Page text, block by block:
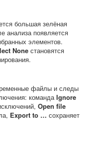
большая зелёная
анализа появляется
элементов.
None становятся
файлы и следы
командаIgnore
Open file
Export to … сохраняет